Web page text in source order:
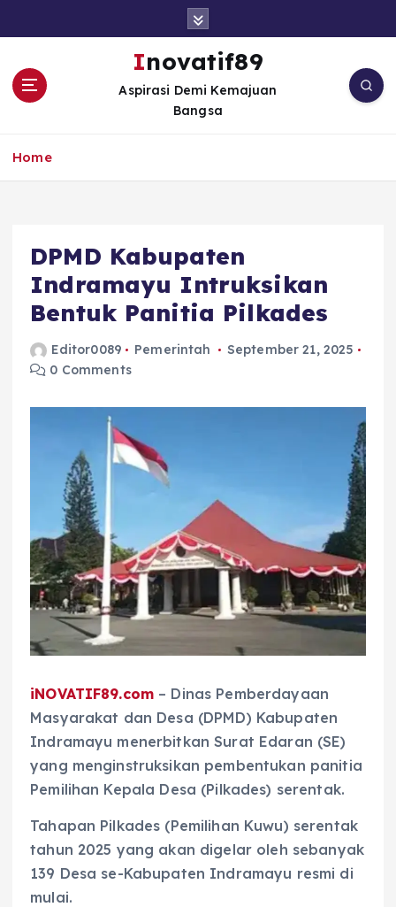
Inovatif89
Aspirasi Demi Kemajuan
Bangsa
Home
DPMD Kabupaten
Indramayu Intruksikan
Bentuk Panitia Pilkades
Editor0089 Pemerintah
September 21, 2025
0 Comments
iNOVATIF89.com – Dinas Pemberdayaan
Masyarakat dan Desa (DPMD) Kabupaten
Indramayu menerbitkan Surat Edaran (SE)
yang menginstruksikan pembentukan panitia
Pemilihan Kepala Desa (Pilkades) serentak.
Tahapan Pilkades (Pemilihan Kuwu) serentak
tahun 2025 yang akan digelar oleh sebanyak
139 Desa se-Kabupaten Indramayu resmi di
mulai.